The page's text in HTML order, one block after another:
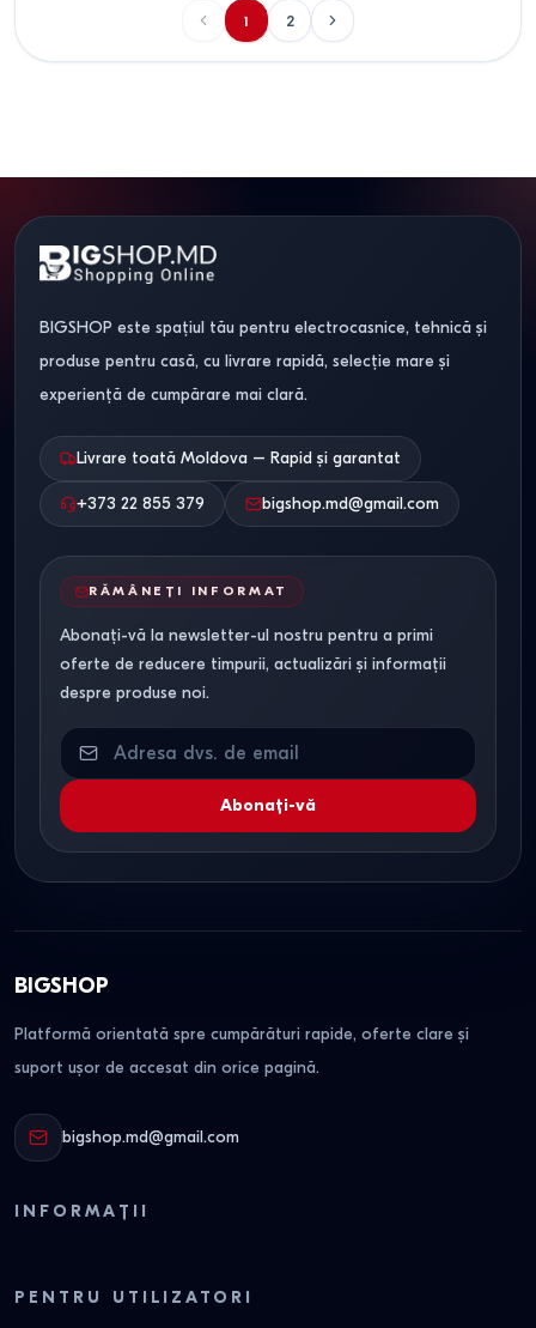
1 2
BIGSHOP este spațiul tău pentru electrocasnice, tehnică și
produse pentru casă, cu livrare rapidă, selecție mare și
experiență de cumpărare mai clară.
Livrare toată Moldova – Rapid și garantat
+373 22 855 379 bigshop.md@gmail.com
RĂMÂNEȚI INFORMAT
Abonați-vă la newsletter-ul nostru pentru a primi
oferte de reducere timpurii, actualizări și informații
despre produse noi.
Abonați-vă
BIGSHOP
Platformă orientată spre cumpărături rapide, oferte clare și
suport ușor de accesat din orice pagină.
bigshop.md@gmail.com
INFORMAȚII
PENTRU UTILIZATORI